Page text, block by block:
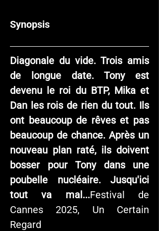
Synopsis
Diagonale du vide. Trois amis
de longue date. Tony est
devenu le roi du BTP, Mika et
Dan les rois de rien du tout. Ils
ont beaucoup de rêves et pas
beaucoup de chance. Après un
nouveau plan raté, ils doivent
bosser pour Tony dans une
poubelle nucléaire. Jusqu'ici
tout va mal...Festival de
Cannes 2025, Un Certain
Regard